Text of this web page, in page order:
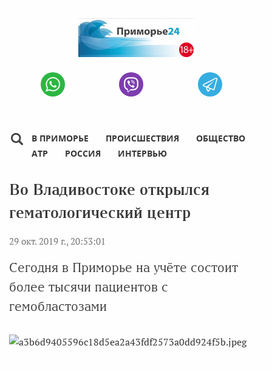
В ПРИМОРЬЕ ПРОИСШЕСТВИЯ
ОБЩЕСТВО
АТР
РОССИЯ ИНТЕРВЬЮ
Во Владивостоке открылся
гематологический центр
29 окт. 2019 г., 20:53:01
Сегодня в Приморье на учёте состоит
более тысячи пациентов с
гемобластозами